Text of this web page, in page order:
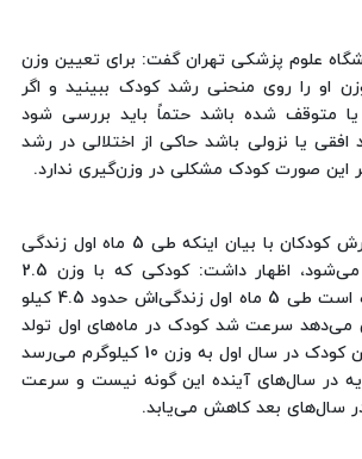
علوم پزشکی تهران گفت: برای تعیین وزن
او را روی منحنی رشد کودک ببینید و اگر
متوقف شده باشد حتماً باید بررسی شود
یا نزولی باشد حاکی از اختلالی در رشد
این صورت کودک مشکلی در وزن‌گیری ندارد.
این فوق تخصص گوارش کودکان با بیان اینکه طی 5 ماه اول زندگی
وزن کودک دو برابر می‌شود، اظهار داشت: کودکی که با وزن 2.5
کیلوگرم به دنیا آمده است طی 5 ماه اول زندگی‌اش حدود 4.5 کیلو
می‌دهد سرعت شد کودک در ماه‌های اول تولد
زیاد است همچنین این کودک در سال اول به وزن 10 کیلوگرم می‌رسد
در سال‌های آینده این گونه نیست و سرعت
سال‌های بعد کاهش می‌یابد.